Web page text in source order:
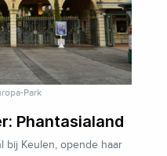
Park
Phantasialand
bij Keulen, opende haar